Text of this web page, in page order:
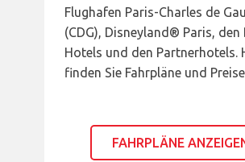
Flughafen Paris-Charles de
(CDG), Disneyland® Paris, den
Hotels und den Partnerhotels.
finden Sie Fahrpläne und
FAHRPLÄNE